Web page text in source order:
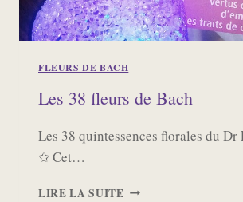
FLEURS DE BACH
Les 38 fleurs de Bach
Les 38 quintessences florales du Dr
✩ Cet…
LIRE LA SUITE LES